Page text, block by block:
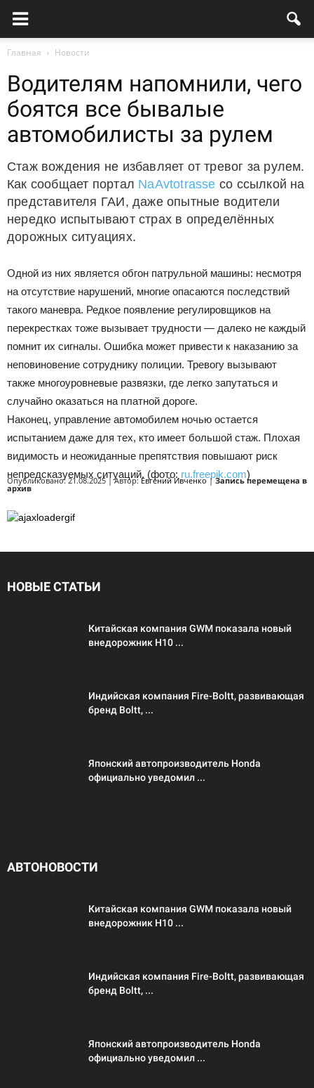
Главная Новости
Водителям напомнили, чего
боятся все бывалые
автомобилисты за рулем
Стаж вождения не избавляет от тревог за рулем.
Как сообщает портал NaAvtotrasse со ссылкой на
представителя ГАИ, даже опытные водители
нередко испытывают страх в определённых
дорожных ситуациях.
Одной из них является обгон патрульной машины: несмотря
на отсутствие нарушений, многие опасаются последствий
такого маневра. Редкое появление регулировщиков на
перекрестках тоже вызывает трудности — далеко не каждый
помнит их сигналы. Ошибка может привести к наказанию за
неповиновение сотруднику полиции. Тревогу вызывают
также многоуровневые развязки, где легко запутаться и
случайно оказаться на платной дороге.
Наконец, управление автомобилем ночью остается
испытанием даже для тех, кто имеет большой стаж. Плохая
видимость и неожиданные препятствия повышают риск
непредсказуемых ситуаций. (фото: ru.freepik.com)
Опубликовано: 21.08.2025 | Автор:Евгений Ивченко|Запись перемещена в
архив
НОВЫЕ СТАТЬИ
Китайская компания GWM показала новый
внедорожник H10 ...
Индийская компания Fire-Boltt, развивающая
бренд Boltt, ...
Японский автопроизводитель Honda
официально уведомил ...
АВТОНОВОСТИ
Китайская компания GWM показала новый
внедорожник H10 ...
Индийская компания Fire-Boltt, развивающая
бренд Boltt, ...
Японский автопроизводитель Honda
официально уведомил ...